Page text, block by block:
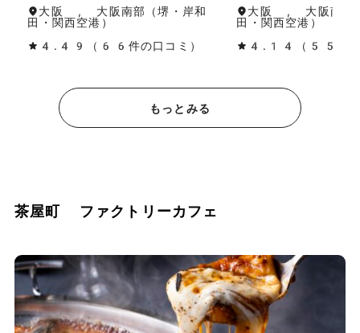
大阪 , 大阪南部（堺・岸和
田・関西空港）
4.49（66件の口コミ）
大阪 , 大阪南部
田・関西空港）
4.14（55件の
もっとみる
茶屋町 ファクトリーカフェ